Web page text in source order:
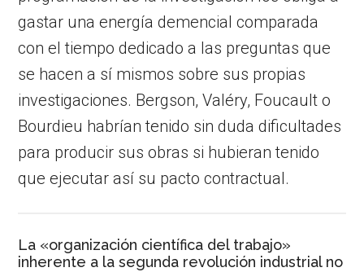
gastar una energía demencial comparada
con el tiempo dedicado a las preguntas que
se hacen a sí mismos sobre sus propias
investigaciones. Bergson, Valéry, Foucault o
Bourdieu habrían tenido sin duda dificultades
para producir sus obras si hubieran tenido
que ejecutar así su pacto contractual.
La «organización científica del trabajo»
inherente a la segunda revolución industrial no